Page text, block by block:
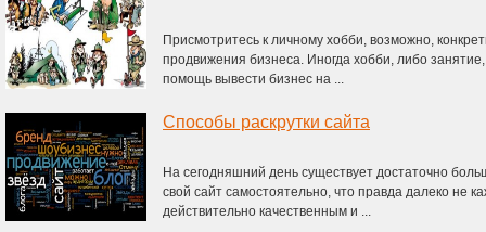
Присмотритесь к личному хобби, возможно,
продвижения бизнеса. Иногда хобби, либо
помощь вывести бизнес на ...
Способы раскрутки сайта
На сегодняшний день существует достаточно
свой сайт самостоятельно, что правда далеко не
действительно качественным и ...